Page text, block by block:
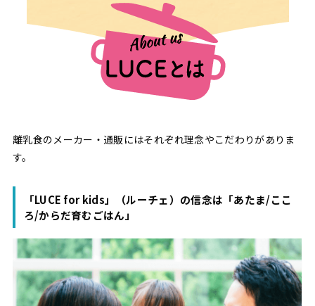
離乳食のメーカー・通販にはそれぞれ理念やこだわりがありま
す。
「LUCE for kids」（ルーチェ）の信念は「あたま/ここ
ろ/からだ育むごはん」